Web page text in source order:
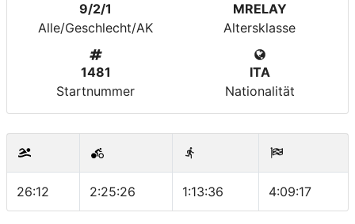
9/2/1
Alle/Geschlecht/AK
MRELAY
Altersklasse
1481
Startnummer
ITA
Nationalität
26:12 2:25:26 1:13:36 4:09:17